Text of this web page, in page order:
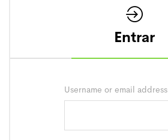
Entrar
Username or email address